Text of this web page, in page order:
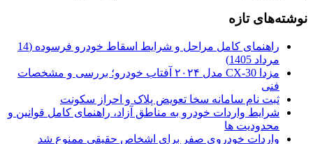
نوشته‌های تازه
راهنمای کامل مراحل و شرایط اسقاط خودرو فرسوده (14
مرداد 1405)
مزدا CX-30 مدل ۲۰۲۴ آفتاب خودرو؛ بررسی و مشخصات
فنی
ثبت نام سامانه سخا تعویض پلاک و احراز سکونت
شرایط واردات خودرو به مناطق آزاد، راهنمای کامل قوانین و
محدودیت ها
واردات خودروی صفر برای اشخاص حقیقی ممنوع شد